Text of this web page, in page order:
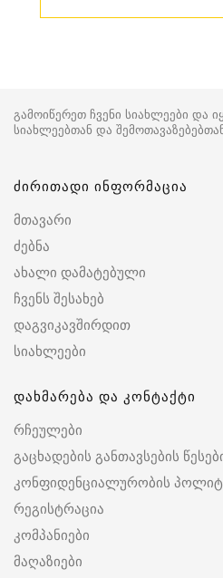
გამოიწერეთ ჩვენი სიახლეები და
სიახლეებთან და
ძირითადი ინფორმაცია
მთავარი
ძებნა
ახალი დამატებული
ჩვენს შესახებ
დაგვიკავშირდით
სიახლეები
დახმარება და კონტაქტი
რჩეულები
გაცხადების განთავსების
კონფიდენციალურობის
რეგისტრაცია
კომპანიები
მაღაზიები